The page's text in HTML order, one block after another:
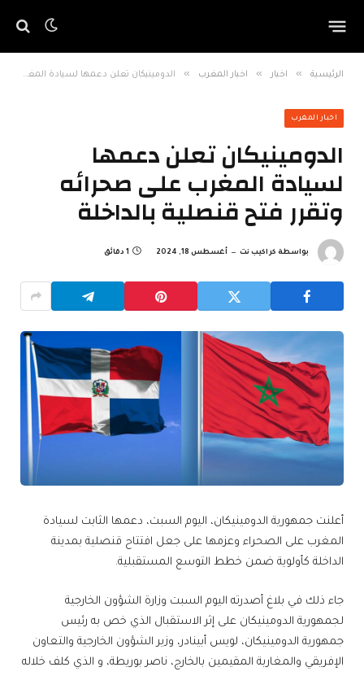
الرئيسية » اخبار » اخبار المغرب » الدومينيكان تعلن دعمها لسيادة المغرب على صحرائه وتقرر فتح قنصلية بالداخلة
اخبار المغرب
الدومينيكان تعلن دعمها
لسيادة المغرب على صحرائه
وتقرر فتح قنصلية بالداخلة
بواسطة كراكيب نت أغسطس 18, 2024 1 دقائق
أعلنت جمهورية الدومينيكان، اليوم السبت، دعمها الثابت لسيادة
المغرب على الصحراء وعزمها على جعل افتتاح قنصلية بمدينة
الداخلة كأولوية ضمن خطط التوسع المستقبلية.
جاء ذلك في بلاغ أصدرته اليوم السبت وزارة الشؤون الخارجية
لجمهورية الدومينيكان على إثر الاستقبال الذي خص به رئيس
جمهورية الدومينيكان، لويس أبينادر، وزير الشؤون الخارجية والتعاون
الإفريقي والمغاربة المقيمين بالخارج، ناصر بوريطة، و الذي كلف خلاله